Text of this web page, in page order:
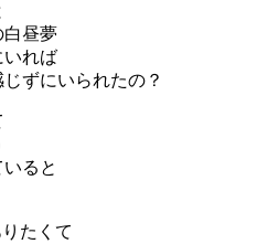
昼夢
れば
ずにいられたの？
ると
たくて